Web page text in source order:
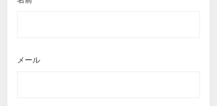
メール